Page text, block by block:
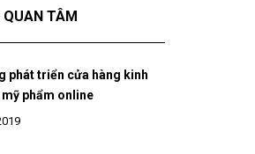
phát triển cửa hàng kinh